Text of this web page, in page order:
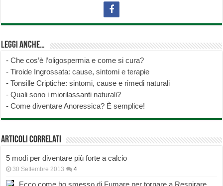
Leggi anche…
-Che cos’è l’oligospermia e come si cura?
-Tiroide Ingrossata: cause, sintomi e terapie
-Tonsille Criptiche: sintomi, cause e rimedi naturali
-Quali sono i miorilassanti naturali?
-Come diventare Anoressica? È semplice!
Articoli correlati
5 modi per diventare più forte a calcio
30 Settembre 2013 4